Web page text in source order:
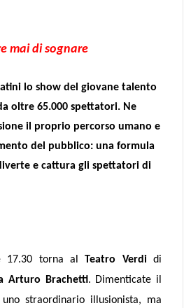
mai di sognare
lo show del giovane talento
oltre 65.000 spettatori. Ne
il proprio percorso umano e
del pubblico: una formula
e cattura gli spettatori di
17.30 torna alTeatro Verdidi
Arturo Brachetti. Dimenticate il
straordinario illusionista, ma